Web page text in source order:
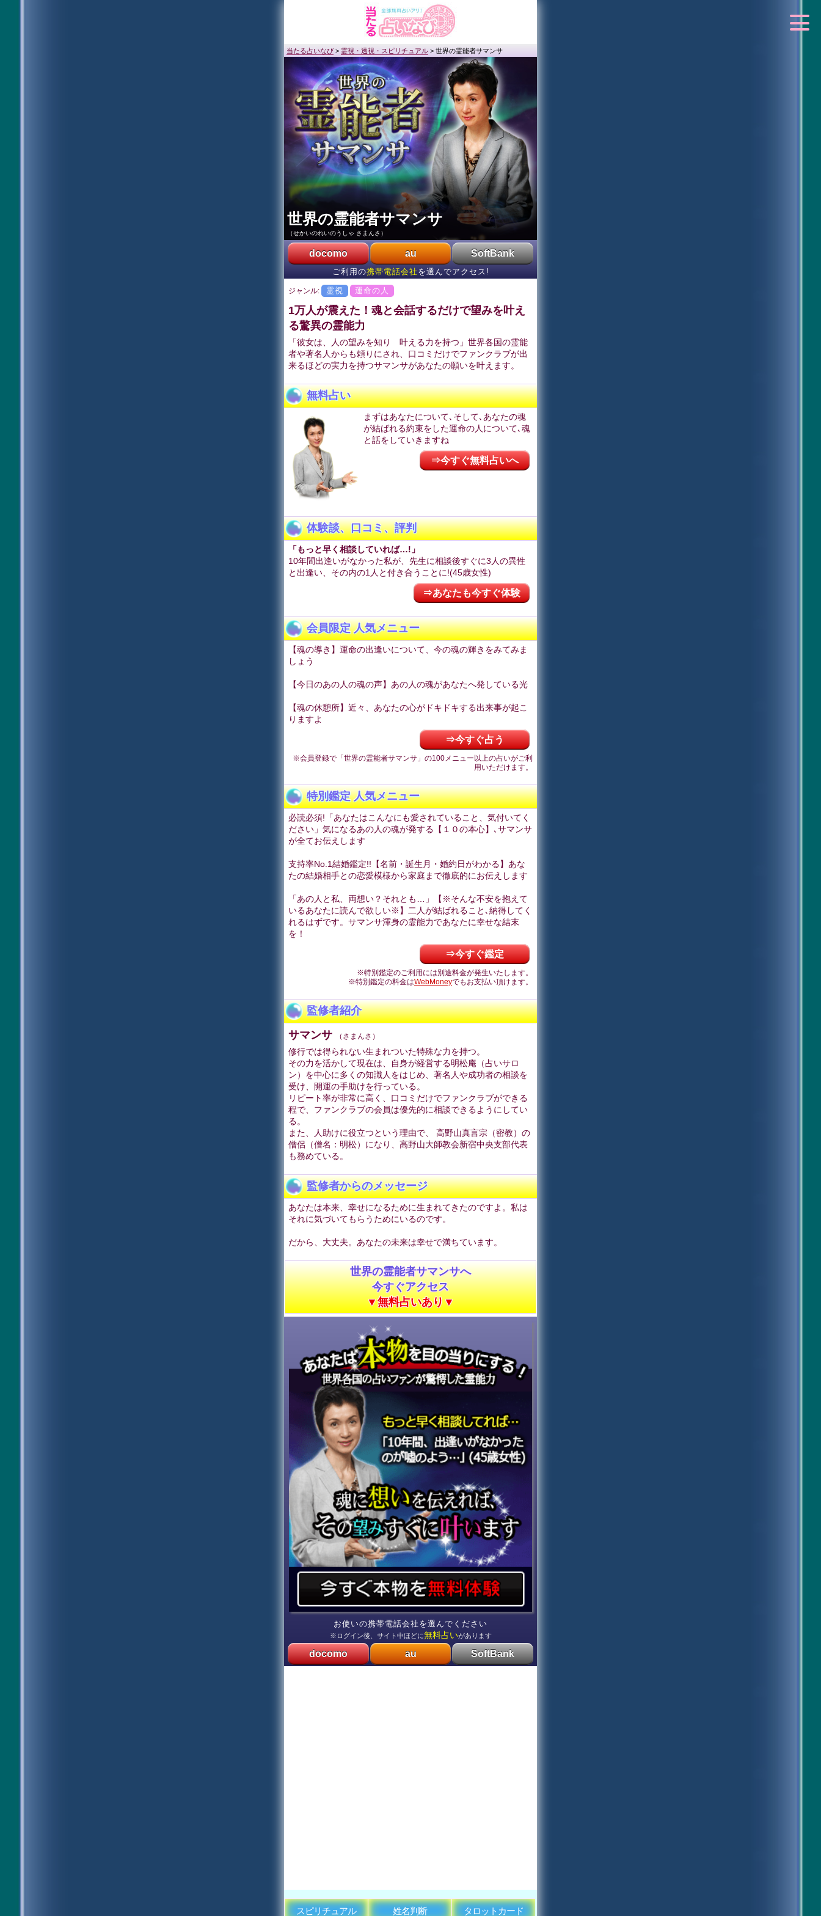
当たる占いなび > 霊視・透視・スピリチュアル >世界の霊能者サマンサ
世界の霊能者サマンサ
（せかいのれいのうしゃ さまんさ）
docomo au SoftBank
ご利用の携帯電話会社 を選んでアクセス!
ジャンル: 霊視 運命の人
1万人が震えた！魂と会話するだけで望みを叶え
る驚異の霊能力
「彼女は、人の望みを知り 叶える力を持つ」世界各国の霊能
者や著名人からも頼りにされ、口コミだけでファンクラブが出
来るほどの実力を持つサマンサがあなたの願いを叶えます。
無料占い
まずはあなたについて､そして､あなたの魂
が結ばれる約束をした運命の人について､魂
と話をしていきますね
⇒今すぐ無料占いへ
体験談、口コミ、評判
「もっと早く相談していれば…!」
10年間出逢いがなかった私が、先生に相談後すぐに3人の異性
と出逢い、その内の1人と付き合うことに!(45歳女性)
⇒あなたも今すぐ体験
会員限定 人気メニュー
【魂の導き】運命の出逢いについて、今の魂の輝きをみてみま
しょう
【今日のあの人の魂の声】あの人の魂があなたへ発している光
【魂の休憩所】近々、あなたの心がドキドキする出来事が起こ
りますよ
⇒今すぐ占う
※会員登録で「世界の霊能者サマンサ」の100メニュー以上の占いがご利
用いただけます。
特別鑑定 人気メニュー
必読必須!「あなたはこんなにも愛されていること、気付いてく
ださい」気になるあの人の魂が発する【１０の本心】､サマンサ
が全てお伝えします
支持率No.1結婚鑑定!!【名前・誕生月・婚約日がわかる】あな
たの結婚相手との恋愛模様から家庭まで徹底的にお伝えします
「あの人と私、両想い？それとも…」【※そんな不安を抱えて
いるあなたに読んで欲しい※】二人が結ばれること､納得してく
れるはずです。サマンサ渾身の霊能力であなたに幸せな結末
を！
⇒今すぐ鑑定
※特別鑑定のご利用には別途料金が発生いたします。
※特別鑑定の料金はWebMoneyでもお支払い頂けます。
監修者紹介
サマンサ （さまんさ）
修行では得られない生まれついた特殊な力を持つ。
その力を活かして現在は、自身が経営する明松庵（占いサロ
ン）を中心に多くの知識人をはじめ、著名人や成功者の相談を
受け、開運の手助けを行っている。
リピート率が非常に高く、口コミだけでファンクラブができる
程で、ファンクラブの会員は優先的に相談できるようにしてい
る。
また、人助けに役立つという理由で、 高野山真言宗（密教）の
僧侶（僧名：明松）になり、高野山大師教会新宿中央支部代表
も務めている。
監修者からのメッセージ
あなたは本来、幸せになるために生まれてきたのですよ。私は
それに気づいてもらうためにいるのです。
だから、大丈夫。あなたの未来は幸せで満ちています。
世界の霊能者サマンサへ
今すぐアクセス
▼無料占いあり▼
お使いの携帯電話会社を選んでください
※ログイン後、サイト中ほどに無料占いがあります
docomo au SoftBank
スピリチュアル 姓名判断 タロットカード